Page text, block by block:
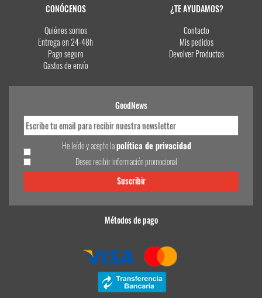
CONÓCENOS
Quiénes somos
Entrega en 24-48h
Pago seguro
Gastos de envío
¿TE AYUDAMOS?
Contacto
Mis pedidos
Devolver Productos
GoodNews
He leído y acepto lapolítica de privacidad
Deseo recibir información promocional
Métodos de pago